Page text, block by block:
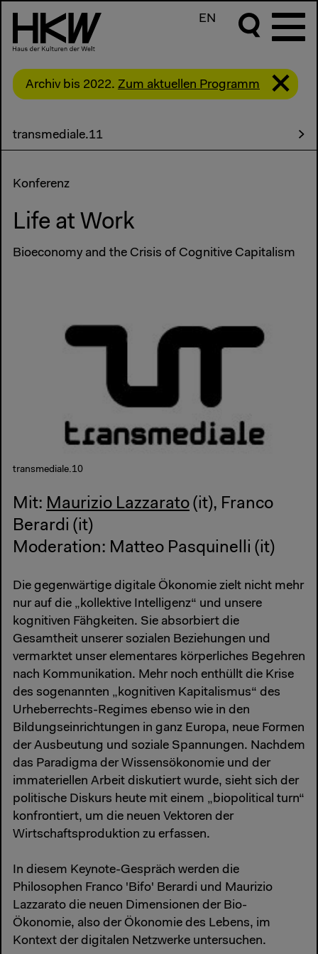
EN
Archiv bis 2022. Zum aktuellen Programm
transmediale.11
Konferenz
Life at Work
Bioeconomy and the Crisis of Cognitive Capitalism
transmediale.10
Mit: Maurizio Lazzarato (it), Franco
Berardi (it)
Moderation: Matteo Pasquinelli (it)
Die gegenwärtige digitale Ökonomie zielt nicht mehr
nur auf die „kollektive Intelligenz“ und unsere
kognitiven Fähgkeiten. Sie absorbiert die
Gesamtheit unserer sozialen Beziehungen und
vermarktet unser elementares körperliches Begehren
nach Kommunikation. Mehr noch enthüllt die Krise
des sogenannten „kognitiven Kapitalismus“ des
Urheberrechts-Regimes ebenso wie in den
Bildungseinrichtungen in ganz Europa, neue Formen
der Ausbeutung und soziale Spannungen. Nachdem
das Paradigma der Wissensökonomie und der
immateriellen Arbeit diskutiert wurde, sieht sich der
politische Diskurs heute mit einem „biopolitical turn“
konfrontiert, um die neuen Vektoren der
Wirtschaftsproduktion zu erfassen.
In diesem Keynote-Gespräch werden die
Philosophen Franco 'Bifo' Berardi und Maurizio
Lazzarato die neuen Dimensionen der Bio-
Ökonomie, also der Ökonomie des Lebens, im
Kontext der digitalen Netzwerke untersuchen.